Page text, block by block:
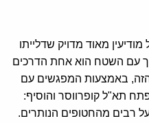
מאוד מדויק שדלייתו
עם השטח הוא אחת הדרכים
באמצעות המפגשים עם
תא"ל קופרווסר והוסיף:
רבים מהחטופים הנותרים.